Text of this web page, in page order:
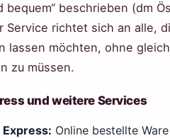
bequem“ beschrieben (dm
Service richtet sich an alle,
lassen möchten, ohne
zu müssen.
und weitere Services
Online bestellte